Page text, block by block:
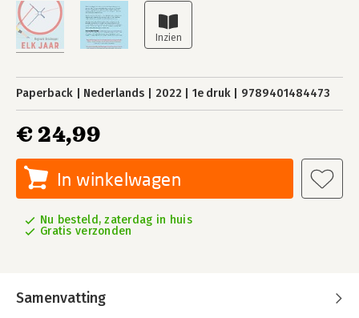
Paperback Nederlands 2022 1e druk 9789401484473
€ 24,99
In winkelwagen
Nu besteld, zaterdag in huis
Gratis verzonden
Samenvatting